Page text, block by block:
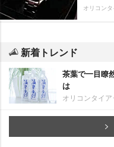
オリコン
新着トレンド
茶葉で一目瞭
は
オリコンタイ